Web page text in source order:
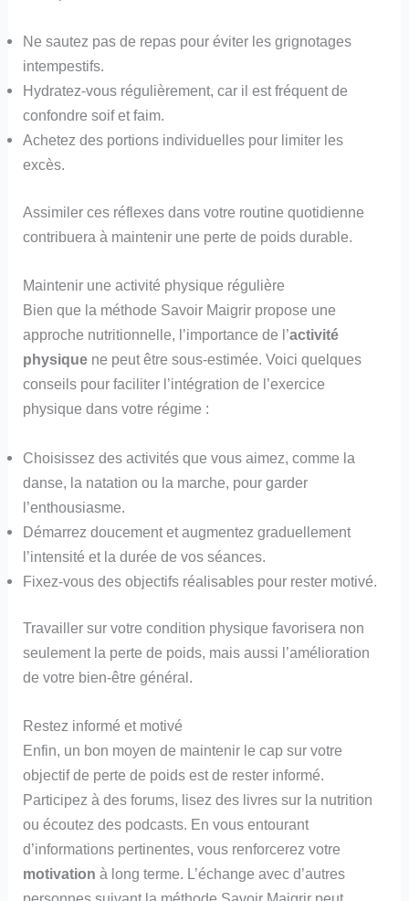
Ne sautez pas de repas pour éviter les grignotages
intempestifs.
Hydratez-vous régulièrement, car il est fréquent de
confondre soif et faim.
Achetez des portions individuelles pour limiter les
excès.
Assimiler ces réflexes dans votre routine quotidienne
contribuera à maintenir une perte de poids durable.
Maintenir une activité physique régulière
Bien que la méthode Savoir Maigrir propose une
approche nutritionnelle, l’importance de l’activité
physique ne peut être sous-estimée. Voici quelques
conseils pour faciliter l’intégration de l’exercice
physique dans votre régime :
Choisissez des activités que vous aimez, comme la
danse, la natation ou la marche, pour garder
l’enthousiasme.
Démarrez doucement et augmentez graduellement
l’intensité et la durée de vos séances.
Fixez-vous des objectifs réalisables pour rester motivé.
Travailler sur votre condition physique favorisera non
seulement la perte de poids, mais aussi l’amélioration
de votre bien-être général.
Restez informé et motivé
Enfin, un bon moyen de maintenir le cap sur votre
objectif de perte de poids est de rester informé.
Participez à des forums, lisez des livres sur la nutrition
ou écoutez des podcasts. En vous entourant
d’informations pertinentes, vous renforcerez votre
motivation à long terme. L’échange avec d’autres